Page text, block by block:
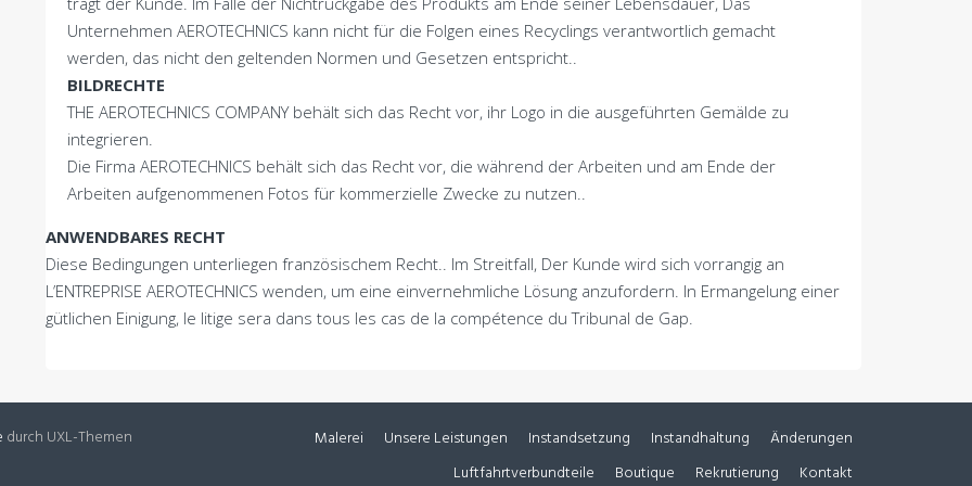
Unternehmen AEROTECHNICS kann nicht für die Folgen eines Recyclings verantwortlich gemacht
werden, das nicht den geltenden Normen und Gesetzen entspricht..
BILDRECHTE
THE AEROTECHNICS COMPANY behält sich das Recht vor, ihr Logo in die ausgeführten Gemälde zu
integrieren.
Die Firma AEROTECHNICS behält sich das Recht vor, die während der Arbeiten und am Ende der
Arbeiten aufgenommenen Fotos für kommerzielle Zwecke zu nutzen..
ANWENDBARES RECHT
Diese Bedingungen unterliegen französischem Recht.. Im Streitfall, Der Kunde wird sich vorrangig an
L’ENTREPRISE AEROTECHNICS wenden, um eine einvernehmliche Lösung anzufordern. In Ermangelung einer
gütlichen Einigung, le litige sera dans tous les cas de la compétence du Tribunal de Gap.
durch UXL-Themen Malerei Unsere Leistungen Instandsetzung Instandhaltung
Änderungen
Luftfahrtverbundteile
Boutique Rekrutierung Kontakt